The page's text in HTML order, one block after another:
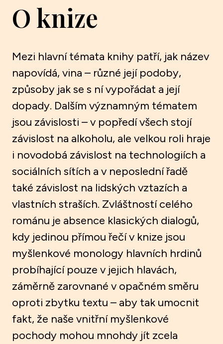
O knize
Mezi hlavní témata knihy patří, jak název
napovídá, vina – různé její podoby,
způsoby jak se s ní vypořádat a její
dopady. Dalším významným tématem
jsou závislosti – v popředí všech stojí
závislost na alkoholu, ale velkou roli hraje
i novodobá závislost na technologiích a
sociálních sítích a v neposlední řadě
také závislost na lidských vztazích a
vlastních straších. Zvláštností celého
románu je absence klasických dialogů,
kdy jedinou přímou řečí v knize jsou
myšlenkové monology hlavních hrdinů
probíhající pouze v jejich hlavách,
záměrně zarovnané v opačném směru
oproti zbytku textu – aby tak umocnit
fakt, že naše vnitřní myšlenkové
pochody mohou mnohdy jít zcela